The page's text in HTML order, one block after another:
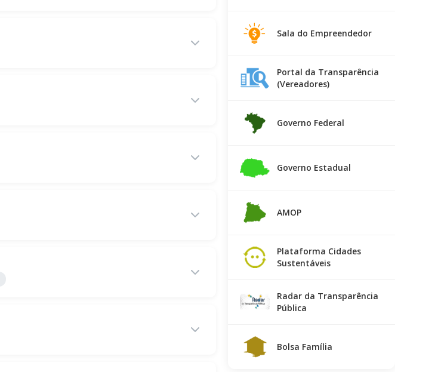
Sala do Empreendedor
Portal da Transparência
(Vereadores)
Governo Federal
Governo Estadual
AMOP
Plataforma Cidades
Sustentáveis
Radar da Transparência
Pública
Bolsa Família